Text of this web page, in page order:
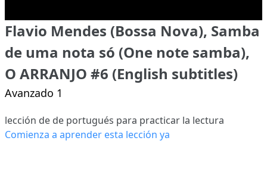
Flavio Mendes (Bossa Nova), Samba
de uma nota só (One note samba),
O ARRANJO #6 (English subtitles)
Avanzado 1
lección de de portugués para practicar la lectura
Comienza a aprender esta lección ya